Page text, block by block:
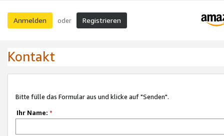
Anmelden oder Registrieren
Kontakt
Bitte fülle das Formular aus und klicke auf "Senden".
Ihr Name: *